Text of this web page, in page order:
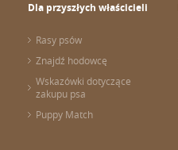
Dla przyszłych właścicieli
Rasy psów
Znajdź hodowcę
Wskazówki dotyczące
zakupu psa
Puppy Match